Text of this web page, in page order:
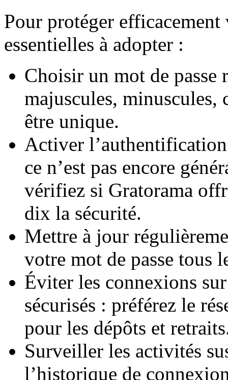
Pour protéger
essentielles à adopter :
Choisir un mot de
majuscules, minuscules,
être unique.
Activer
ce n’est pas encore
vérifiez si Gratorama
dix la sécurité.
Mettre à jour
votre mot de passe tous
Éviter les connexions
sécurisés : préférez le
pour les dépôts et
Surveiller les activités
l’historique de